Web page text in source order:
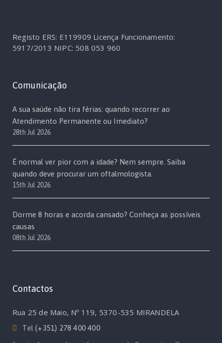
Registo ERS: E119909 Licença Funcionamento:
5917/2013 NIPC: 508 053 960
Comunicação
A sua saúde não tira férias: quando recorrer ao
Atendimento Permanente ou Imediato?
28th Jul 2026
É normal ver pior com a idade? Nem sempre. Saiba
quando deve procurar um oftalmologista.
15th Jul 2026
Dorme 8 horas e acorda cansado? Conheça as possíveis
causas
08th Jul 2026
Contactos
Rua 25 de Maio, Nº 119, 5370-535 MIRANDELA
Tel(+351) 278 400 400